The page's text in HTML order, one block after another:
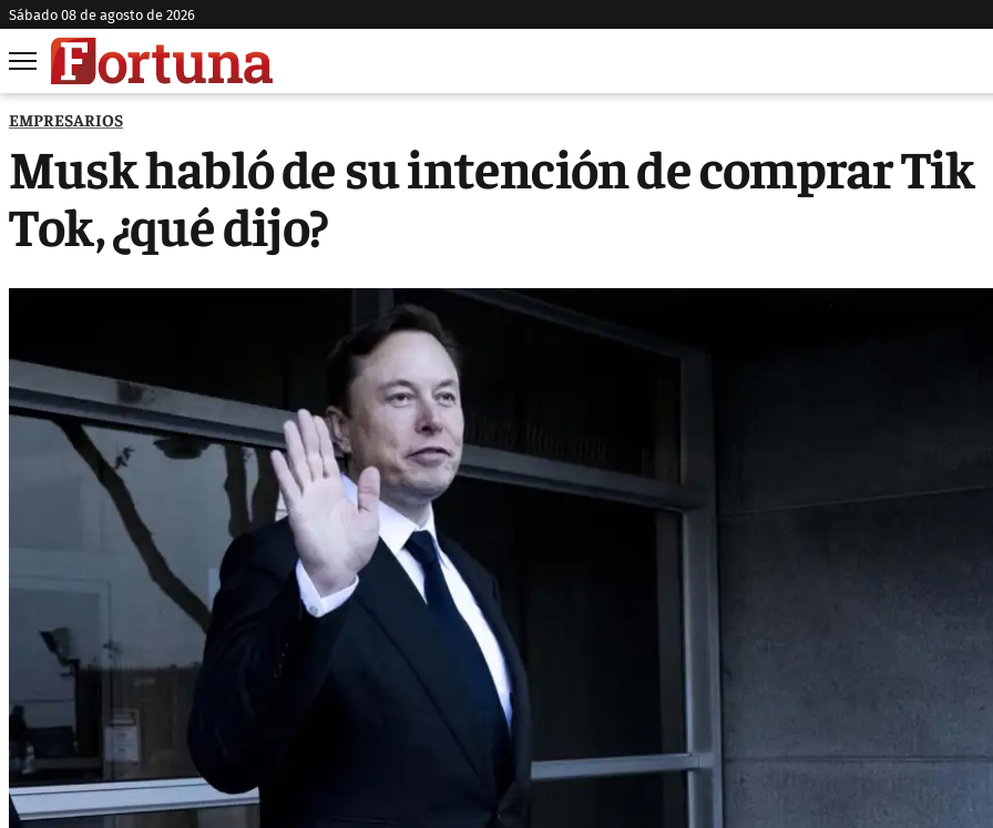
sábado 08 de agosto de 2026
EMPRESARIOS
Musk habló de su intención de comprar Tik
Tok, ¿qué dijo?